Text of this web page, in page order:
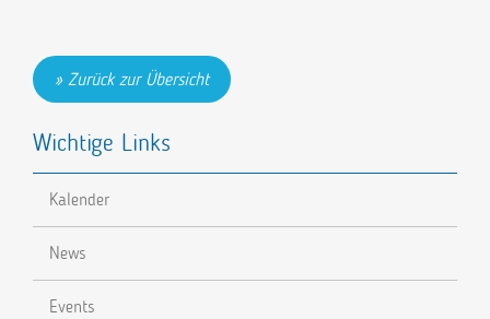
Zurück zur Übersicht
Wichtige Links
Kalender
News
Events